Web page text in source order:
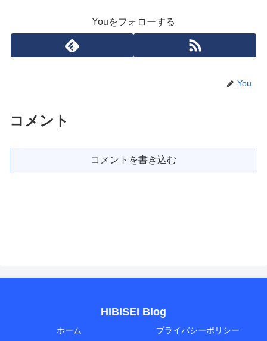
Youをフォローする
You
コメント
コメントを書き込む
HIBISEI Blog
ホーム プライバシーポリシー